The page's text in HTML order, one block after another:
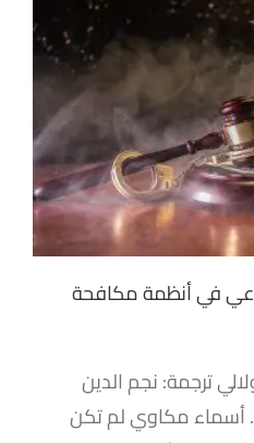
في أنظمة مكافحة
ترجمة: نجم الدين
أسماء مكاوي لم تكن